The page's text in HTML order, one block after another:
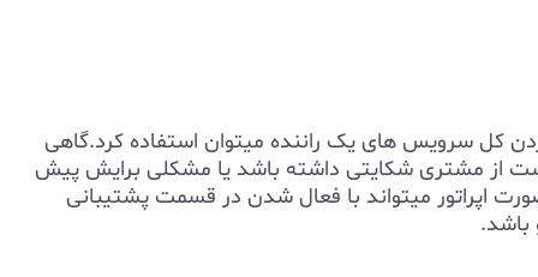
کل سرویس های یک راننده میتوان استفاده کرد.گاهی
از مشتری شکایتی داشته باشد یا مشکلی برایش پیش
اپراتور میتواند با فعال شدن در قسمت پشتیبانی
باشد.